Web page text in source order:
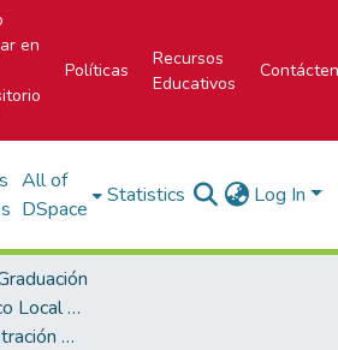
en
Políticas
Recursos
Educativos
All of
DSpace
Statistics Log In
Campus Tecnológico Local San Carlos
Carrera de Administración de Empresas